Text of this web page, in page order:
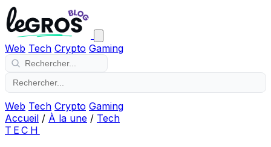
Web Tech Crypto Gaming
Web Tech Crypto Gaming
Accueil / À la une / Tech
TECH